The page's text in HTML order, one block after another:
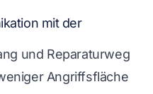
mit der
und Reparaturweg
Angriffsfläche